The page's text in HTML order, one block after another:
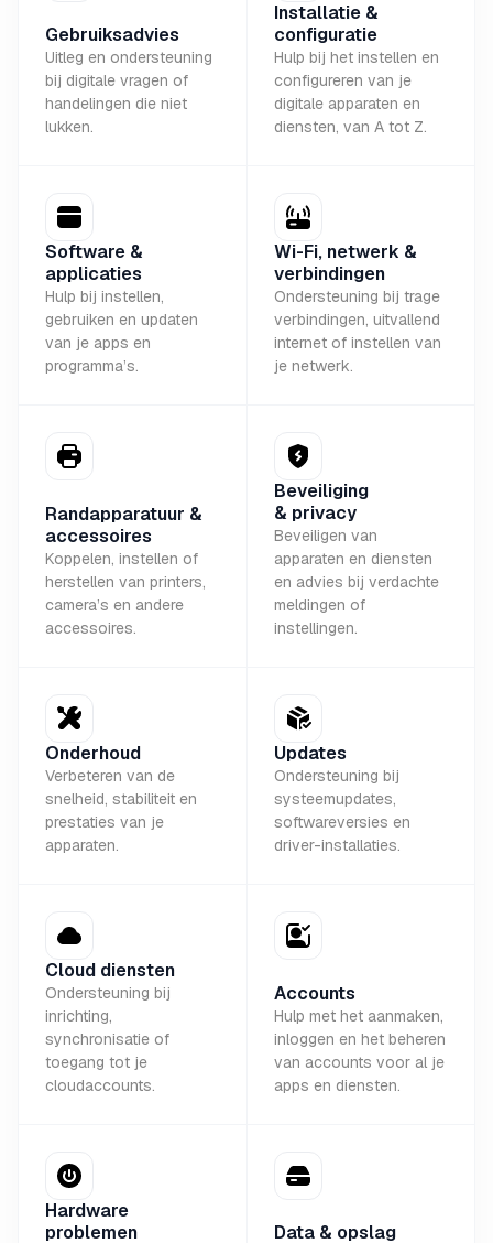
Gebruiksadvies
Uitleg en ondersteuning
bij digitale vragen of
handelingen die niet
lukken.
Installatie &
configuratie
Hulp bij het instellen en
configureren van je
digitale apparaten en
diensten, van A tot Z.
Software &
applicaties
Hulp bij instellen,
gebruiken en updaten
van je apps en
programma’s.
Wi-Fi, netwerk &
verbindingen
Ondersteuning bij trage
verbindingen, uitvallend
internet of instellen van
je netwerk.
Randapparatuur &
accessoires
Koppelen, instellen of
herstellen van printers,
camera’s en andere
accessoires.
Beveiliging
& privacy
Beveiligen van
apparaten en diensten
en advies bij verdachte
meldingen of
instellingen.
Onderhoud
Verbeteren van de
snelheid, stabiliteit en
prestaties van je
apparaten.
Updates
Ondersteuning bij
systeemupdates,
softwareversies en
driver-installaties.
Cloud diensten
Ondersteuning bij
inrichting,
synchronisatie of
toegang tot je
cloudaccounts.
Accounts
Hulp met het aanmaken,
inloggen en het beheren
van accounts voor al je
apps en diensten.
Hardware
problemen
Data & opslag